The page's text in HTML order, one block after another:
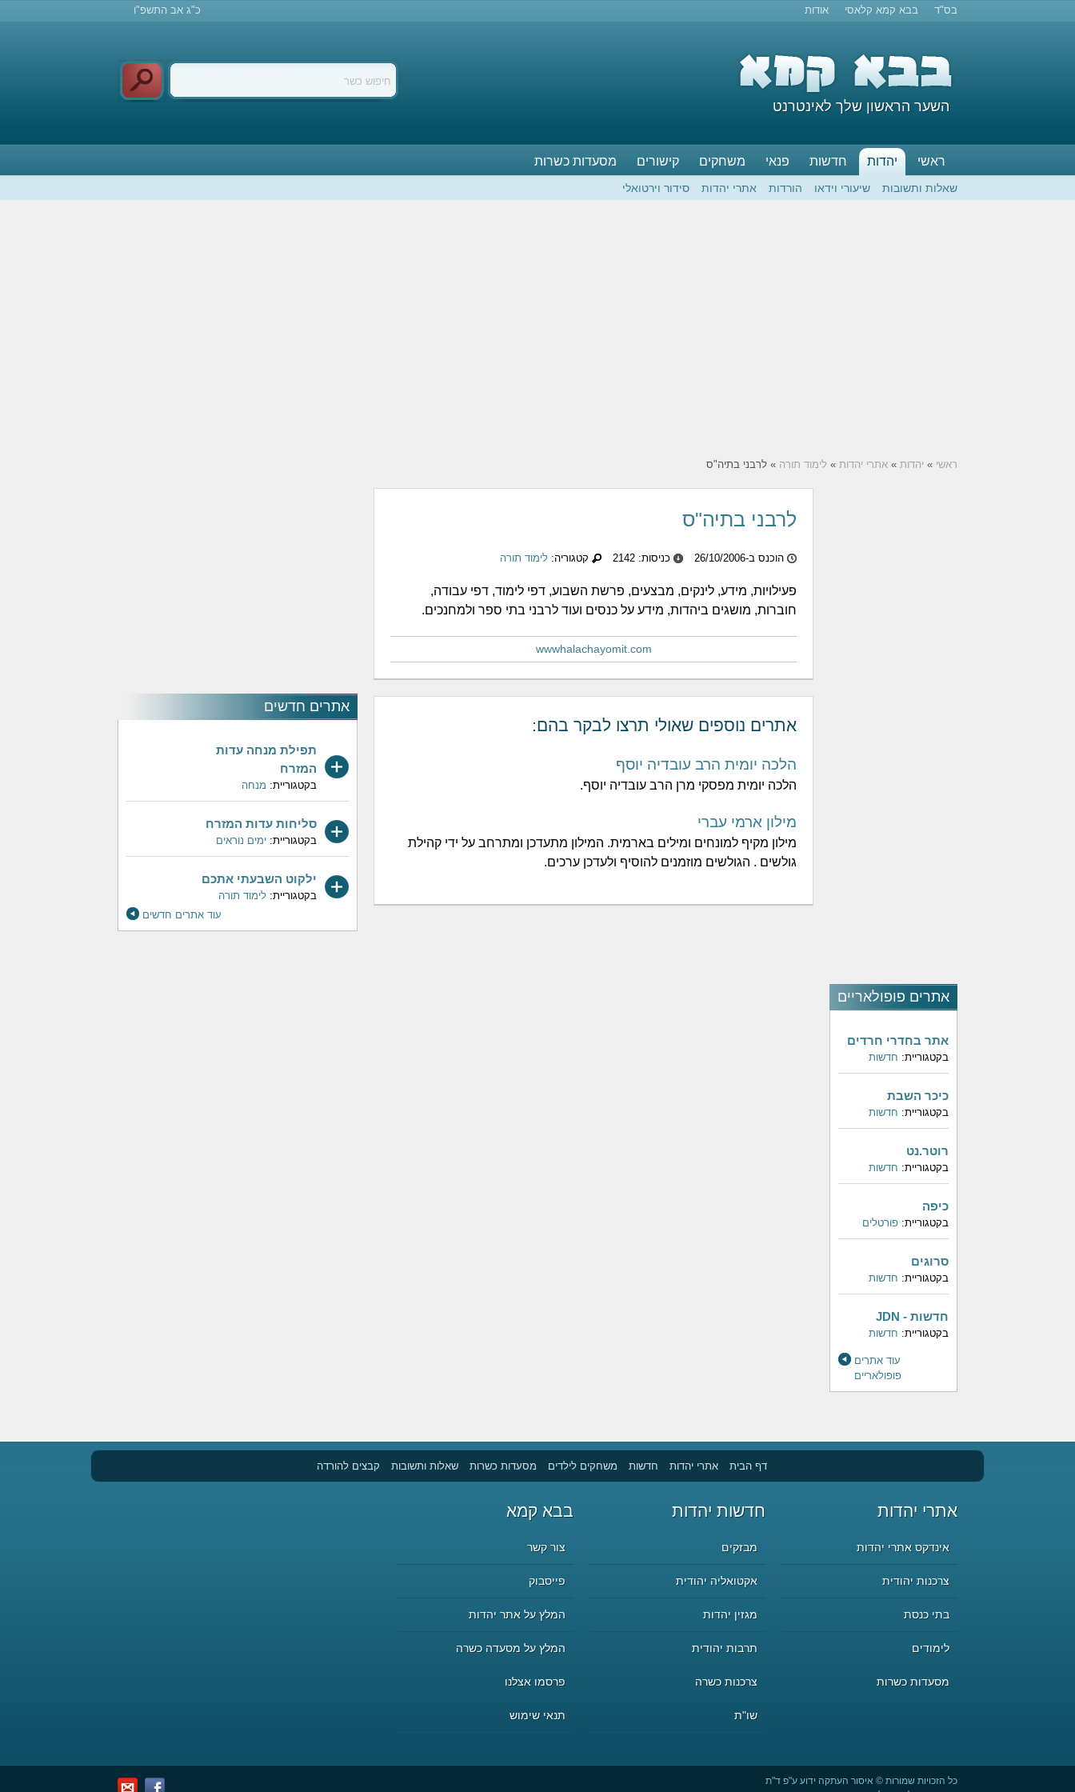
בס"ד בבא קמא קלאסי אודות כ"ג אב התשפ"ו
השער הראשון שלך לאינטרנט
ראשי יהדות חדשות פנאי משחקים קישורים מסעדות כשרות
שאלות ותשובות שיעורי וידאו הורדות אתרי יהדות סידור וירטואלי
ראשי » יהדות » אתרי יהדות » לימוד תורה » לרבני בתיה"ס
אתרים פופולאריים
אתר בחדרי חרדים
בקטגוריית: חדשות
כיכר השבת
בקטגוריית: חדשות
רוטר.נט
בקטגוריית: חדשות
כיפה
בקטגוריית: פורטלים
סרוגים
בקטגוריית: חדשות
חדשות - JDN
בקטגוריית: חדשות
עוד אתרים
פופולאריים
אתרים חדשים
תפילת מנחה עדות
המזרח
בקטגוריית: מנחה
סליחות עדות המזרח
בקטגוריית: ימים נוראים
ילקוט השבעתי אתכם
בקטגוריית: לימוד תורה
עוד אתרים חדשים
לרבני בתיה"ס
הוכנס ב-26/10/2006 כניסות: 2142 קטגוריה: לימוד תורה
פעילויות, מידע, לינקים, מבצעים, פרשת השבוע, דפי לימוד, דפי עבודה,
חוברות, מושגים ביהדות, מידע על כנסים ועוד לרבני בתי ספר ולמחנכים.
wwwhalachayomit.com
אתרים נוספים שאולי תרצו לבקר בהם:
הלכה יומית הרב עובדיה יוסף
הלכה יומית מפסקי מרן הרב עובדיה יוסף.
מילון ארמי עברי
מילון מקיף למונחים ומילים בארמית. המילון מתעדכן ומתרחב על ידי קהילת
גולשים . הגולשים מוזמנים להוסיף ולעדכן ערכים.
דף הבית אתרי יהדות חדשות משחקים לילדים מסעדות כשרות שאלות ותשובות קבצים להורדה
אתרי יהדות
אינדקס אתרי יהדות
צרכנות יהודית
בתי כנסת
לימודים
מסעדות כשרות
חדשות יהדות
מבזקים
אקטואליה יהודית
מגזין יהדות
תרבות יהודית
צרכנות כשרה
שו"ת
בבא קמא
צור קשר
פייסבוק
המלץ על אתר יהדות
המלץ על מסעדה כשרה
פרסמו אצלנו
תנאי שימוש
כל הזכויות שמורות © איסור העתקה ידוע ע"פ ד"ת